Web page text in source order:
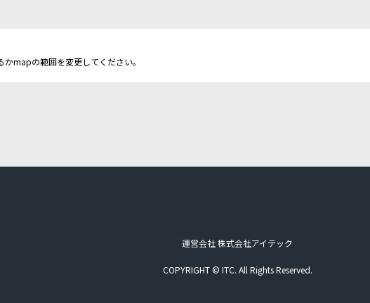
mapの範囲を変更してください。
運営会社 株式会社アイテック
COPYRIGHT © ITC. All Rights Reserved.